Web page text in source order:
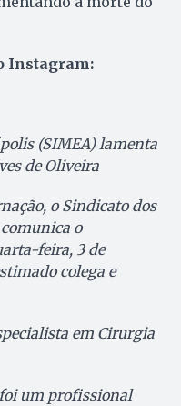
Instagram:
(SIMEA) lamenta
de Oliveira
o Sindicato dos
o
feira, 3 de
colega e
em Cirurgia
um profissional